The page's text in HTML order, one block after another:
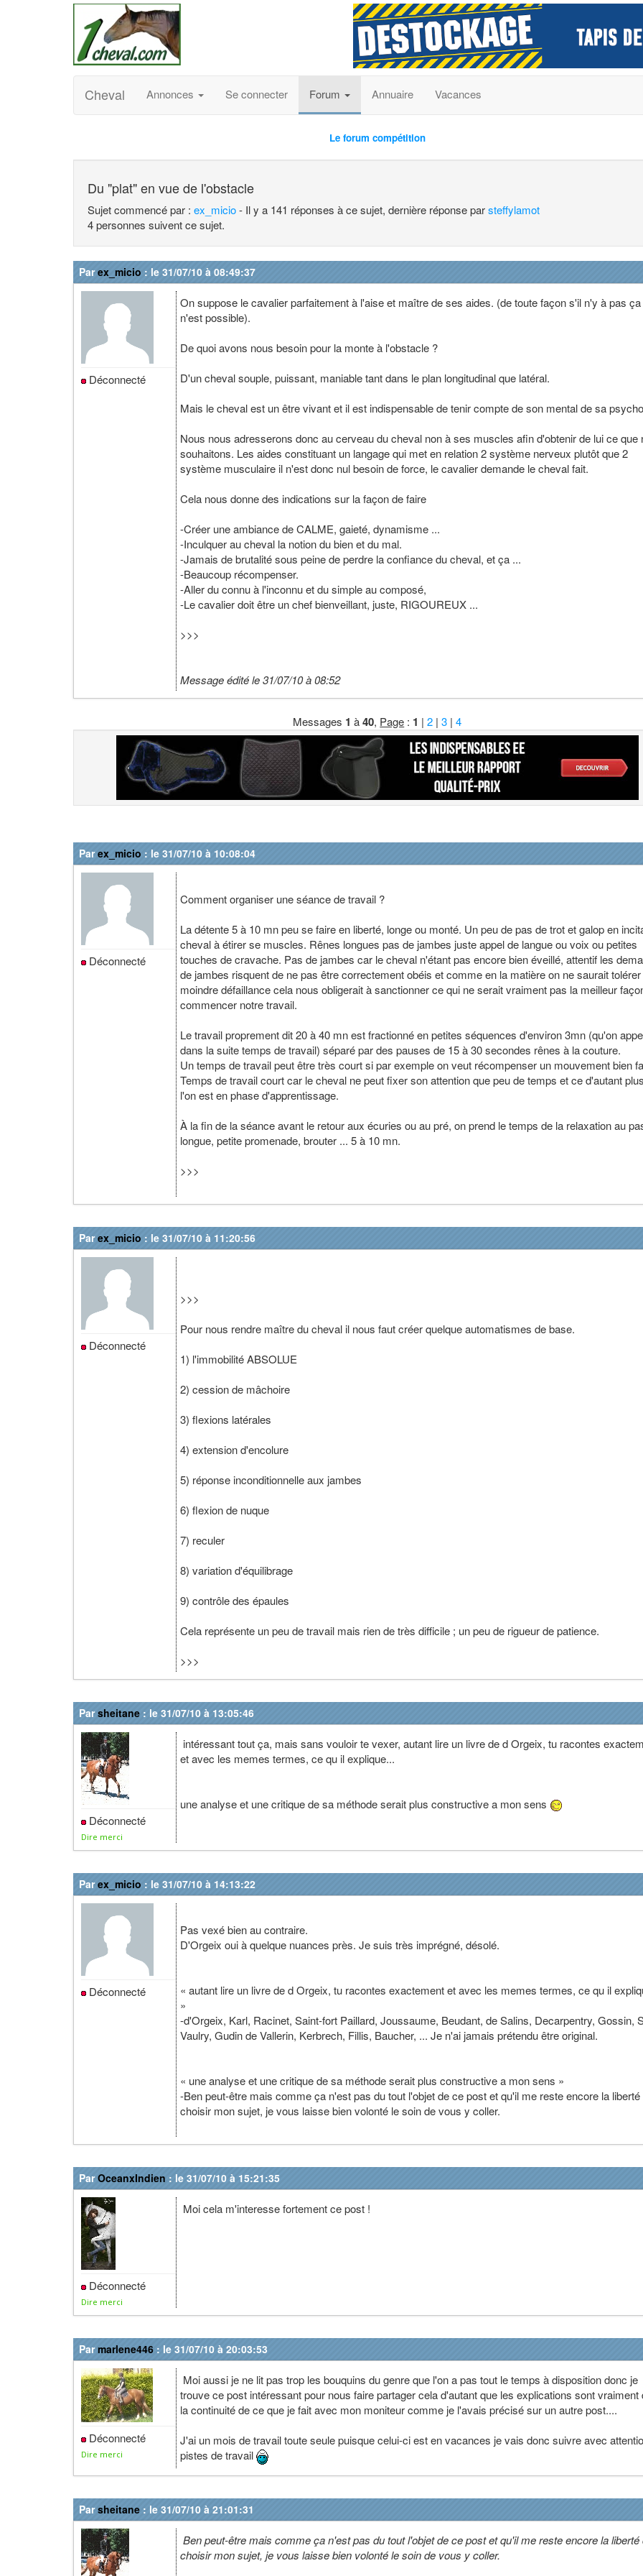
Cheval Annonces Se connecter Forum Annuaire Vacances
Le forum compétition
Du "plat" en vue de l'obstacle
Sujet commencé par : ex_micio- Il y a 141 réponses à ce sujet, dernière réponse parsteffylamot
4 personnes suivent ce sujet.
Parex_micio : le 31/07/10 à 08:49:37
Déconnecté
On suppose le cavalier parfaitement à l'aise et maître de ses aides. (de toute façon s'il n'y à pas
n'est possible).
De quoi avons nous besoin pour la monte à l'obstacle ?
D'un cheval souple, puissant, maniable tant dans le plan longitudinal que latéral.
Mais le cheval est un être vivant et il est indispensable de tenir compte de son mental de sa
Nous nous adresserons donc au cerveau du cheval non à ses muscles afin d'obtenir de lui ce que
souhaitons. Les aides constituant un langage qui met en relation 2 système nerveux plutôt que 2
système musculaire il n'est donc nul besoin de force, le cavalier demande le cheval fait.
Cela nous donne des indications sur la façon de faire
-Créer une ambiance de CALME, gaieté, dynamisme ...
-Inculquer au cheval la notion du bien et du mal.
-Jamais de brutalité sous peine de perdre la confiance du cheval, et ça ...
-Beaucoup récompenser.
-Aller du connu à l'inconnu et du simple au composé,
-Le cavalier doit être un chef bienveillant, juste, RIGOUREUX ...
>>>
Message édité le 31/07/10 à 08:52
Messages 1 à40, Page : 1 |2 |3 |4
Parex_micio : le 31/07/10 à 10:08:04
Déconnecté
Comment organiser une séance de travail ?
La détente 5 à 10 mn peu se faire en liberté, longe ou monté. Un peu de pas de trot et galop en
cheval à étirer se muscles. Rênes longues pas de jambes juste appel de langue ou voix ou petites
touches de cravache. Pas de jambes car le cheval n'étant pas encore bien éveillé, attentif les
de jambes risquent de ne pas être correctement obéis et comme en la matière on ne saurait
moindre défaillance cela nous obligerait à sanctionner ce qui ne serait vraiment pas la meilleur
commencer notre travail.
Le travail proprement dit 20 à 40 mn est fractionné en petites séquences d'environ 3mn (qu'on
dans la suite temps de travail) séparé par des pauses de 15 à 30 secondes rênes à la couture.
Un temps de travail peut être très court si par exemple on veut récompenser un mouvement bien
Temps de travail court car le cheval ne peut fixer son attention que peu de temps et ce d'autant
l'on est en phase d'apprentissage.
À la fin de la séance avant le retour aux écuries ou au pré, on prend le temps de la relaxation au
longue, petite promenade, brouter ... 5 à 10 mn.
>>>
Parex_micio : le 31/07/10 à 11:20:56
Déconnecté
>>>
Pour nous rendre maître du cheval il nous faut créer quelque automatismes de base.
1) l'immobilité ABSOLUE
2) cession de mâchoire
3) flexions latérales
4) extension d'encolure
5) réponse inconditionnelle aux jambes
6) flexion de nuque
7) reculer
8) variation d'équilibrage
9) contrôle des épaules
Cela représente un peu de travail mais rien de très difficile ; un peu de rigueur de patience.
>>>
Parsheitane : le 31/07/10 à 13:05:46
Déconnecté
Dire merci
intéressant tout ça, mais sans vouloir te vexer, autant lire un livre de d Orgeix, tu racontes
et avec les memes termes, ce qu il explique...
une analyse et une critique de sa méthode serait plus constructive a mon sens
Parex_micio : le 31/07/10 à 14:13:22
Déconnecté
Pas vexé bien au contraire.
D'Orgeix oui à quelque nuances près. Je suis très imprégné, désolé.
« autant lire un livre de d Orgeix, tu racontes exactement et avec les memes termes, ce qu il
»
-d'Orgeix, Karl, Racinet, Saint-fort Paillard, Joussaume, Beudant, de Salins, Decarpentry, Gossin,
Vaulry, Gudin de Vallerin, Kerbrech, Fillis, Baucher, ... Je n'ai jamais prétendu être original.
« une analyse et une critique de sa méthode serait plus constructive a mon sens »
-Ben peut-être mais comme ça n'est pas du tout l'objet de ce post et qu'il me reste encore la liberté
choisir mon sujet, je vous laisse bien volonté le soin de vous y coller.
ParOceanxIndien : le 31/07/10 à 15:21:35
Déconnecté
Dire merci
Moi cela m'interesse fortement ce post !
Parmarlene446 : le 31/07/10 à 20:03:53
Déconnecté
Dire merci
Moi aussi je ne lit pas trop les bouquins du genre que l'on a pas tout le temps à disposition donc je
trouve ce post intéressant pour nous faire partager cela d'autant que les explications sont vraiment
la continuité de ce que je fait avec mon moniteur comme je l'avais précisé sur un autre post....
J'ai un mois de travail toute seule puisque celui-ci est en vacances je vais donc suivre avec
pistes de travail
Parsheitane : le 31/07/10 à 21:01:31
Ben peut-être mais comme ça n'est pas du tout l'objet de ce post et qu'il me reste encore la liberté
choisir mon sujet, je vous laisse bien volonté le soin de vous y coller.